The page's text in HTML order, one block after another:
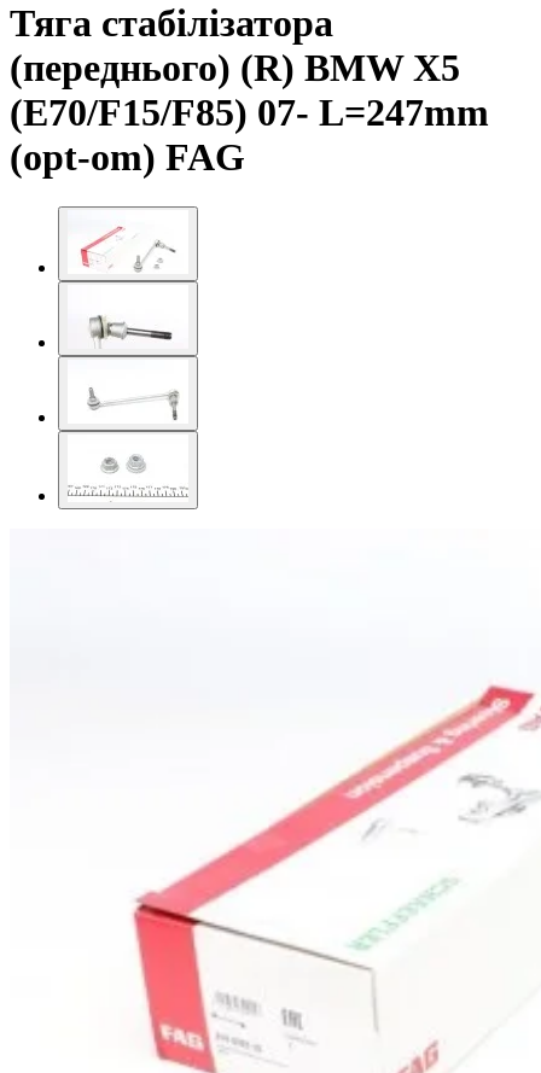
Тяга стабілізатора
(переднього) (R) BMW X5
(E70/F15/F85) 07- L=247mm
(opt-om) FAG